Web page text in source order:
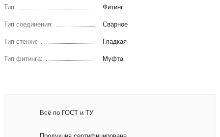
Тип: Фитинг
Тип соединения: Сварное
Тип стенки: Гладкая
Тип фитинга: Муфта
Всё по ГОСТ и ТУ